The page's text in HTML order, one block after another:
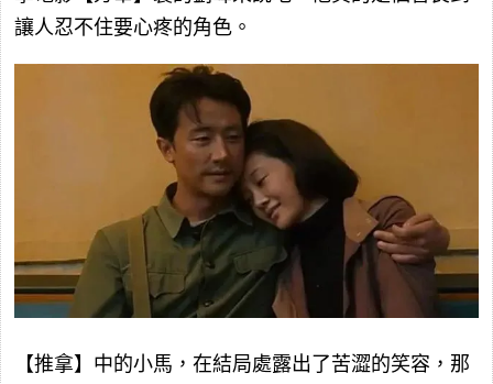
讓人忍不住要心疼的角色。
【推拿】中的小馬，在結局處露出了苦澀的笑容，那